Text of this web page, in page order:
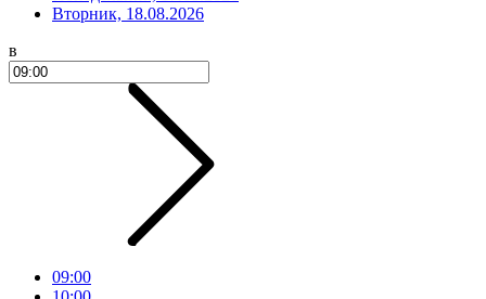
Вторник, 18.08.2026
в
09:00